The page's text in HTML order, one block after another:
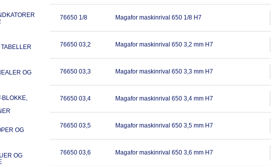
OG
BLOKKE,
OG
OG
76650 1/8 Magafor maskinrival 650 1/8 H7
76650 03,2 Magafor maskinrival 650 3,2 mm H7
76650 03,3 Magafor maskinrival 650 3,3 mm H7
76650 03,4 Magafor maskinrival 650 3,4 mm H7
76650 03,5 Magafor maskinrival 650 3,5 mm H7
76650 03,6 Magafor maskinrival 650 3,6 mm H7